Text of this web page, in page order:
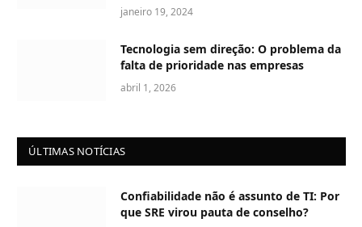
janeiro 19, 2024
Tecnologia sem direção: O problema da
falta de prioridade nas empresas
abril 1, 2026
ÚLTIMAS NOTÍCIAS
Confiabilidade não é assunto de TI: Por
que SRE virou pauta de conselho?